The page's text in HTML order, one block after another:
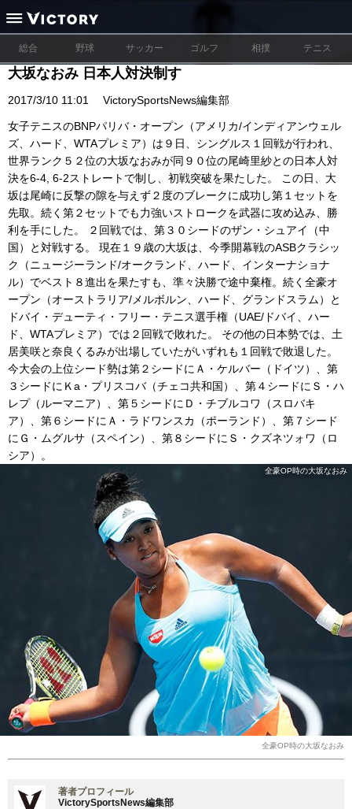
総合 野球 サッカー ゴルフ 相撲 テニス
大坂なおみ 日本人対決制す
2017/3/10 11:01 VictorySportsNews編集部
女子テニスのBNPパリバ・オープン（アメリカ/インディアンウェル
ズ、ハード、WTAプレミア）は９日、シングルス１回戦が行われ、
世界ランク５２位の大坂なおみが同９０位の尾崎里紗との日本人対
決を6-4, 6-2ストレートで制し、初戦突破を果たした。 この日、大
坂は尾崎に反撃の隙を与えず２度のブレークに成功し第１セットを
先取。続く第２セットでも力強いストロークを武器に攻め込み、勝
利を手にした。 ２回戦では、第３０シードのザン・シュアイ（中
国）と対戦する。 現在１９歳の大坂は、今季開幕戦のASBクラシッ
ク（ニュージーランド/オークランド、ハード、インターナショナ
ル）でベスト８進出を果たすも、準々決勝で途中棄権。続く全豪オ
ープン（オーストラリア/メルボルン、ハード、グランドスラム）と
ドバイ・デューティ・フリー・テニス選手権（UAE/ドバイ、ハー
ド、WTAプレミア）では２回戦で敗れた。 その他の日本勢では、土
居美咲と奈良くるみが出場していたがいずれも１回戦で敗退した。
今大会の上位シード勢は第２シードにＡ・ケルバー（ドイツ）、第
３シードにＫa・プリスコバ（チェコ共和国）、第４シードにＳ・ハ
レプ（ルーマニア）、第５シードにＤ・チブルコワ（スロバキ
ア）、第６シードにＡ・ラドワンスカ（ポーランド）、第７シード
にＧ・ムグルサ（スペイン）、第８シードにＳ・クズネツォワ（ロ
シア）。
全豪OP時の大坂なおみ
全豪OP時の大坂なおみ
著者プロフィール
VictorySportsNews編集部